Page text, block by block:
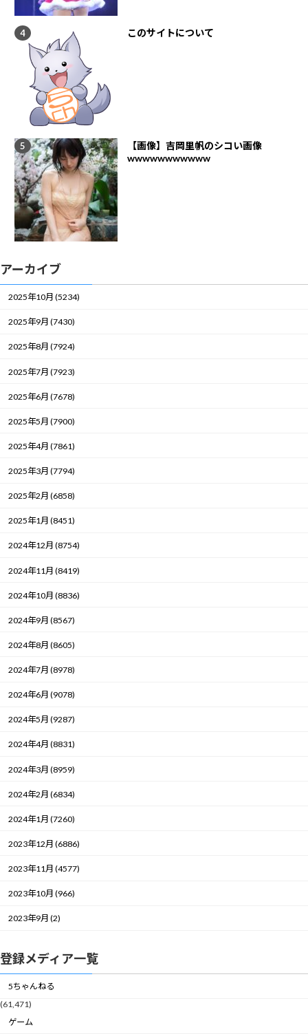
このサイトについて
【画像】吉岡里帆のシコい画像
wwwwwwwwwww
アーカイブ
2025年10月 (5234)
2025年9月 (7430)
2025年8月 (7924)
2025年7月 (7923)
2025年6月 (7678)
2025年5月 (7900)
2025年4月 (7861)
2025年3月 (7794)
2025年2月 (6858)
2025年1月 (8451)
2024年12月 (8754)
2024年11月 (8419)
2024年10月 (8836)
2024年9月 (8567)
2024年8月 (8605)
2024年7月 (8978)
2024年6月 (9078)
2024年5月 (9287)
2024年4月 (8831)
2024年3月 (8959)
2024年2月 (6834)
2024年1月 (7260)
2023年12月 (6886)
2023年11月 (4577)
2023年10月 (966)
2023年9月 (2)
登録メディア一覧
5ちゃんねる
(61,471)
ゲーム